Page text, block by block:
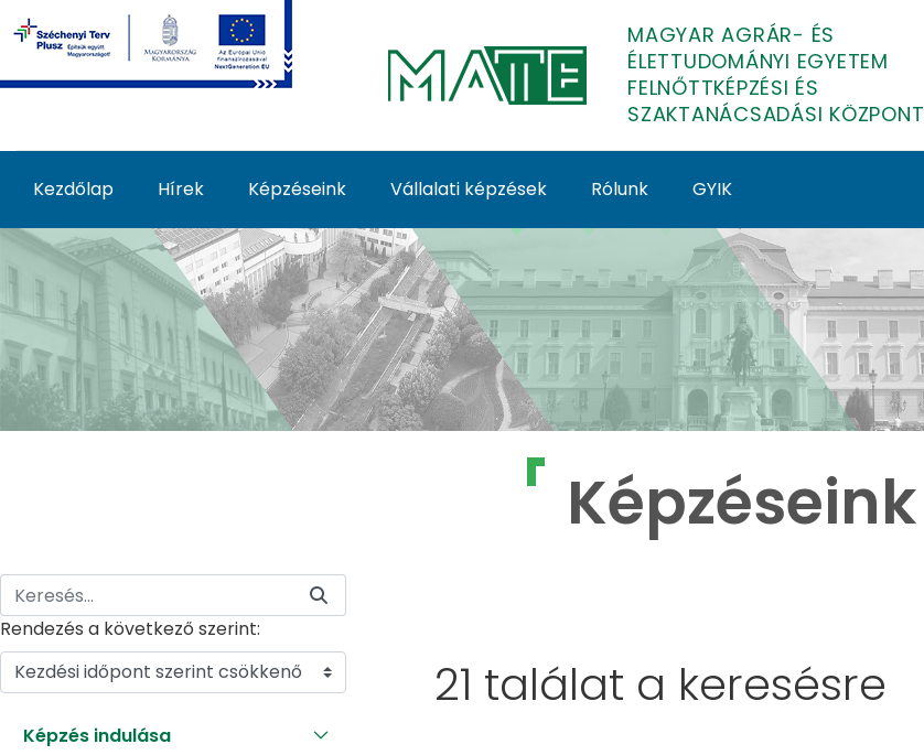
Ugrás a fő tartalomhoz
MAGYAR AGRÁR- ÉS
ÉLETTUDOMÁNYI EGYETEM
FELNŐTTKÉPZÉSI ÉS
SZAKTANÁCSADÁSI KÖZPONT
Kezdőlap Hírek Képzéseink Vállalati képzések Rólunk GYIK
Képzéseink - MATE Felnőttképzés
Képzéseink
Rendezés a következő szerint:
Kezdési időpont szerint csökkenő
Képzés indulása
21 találat a keresésre